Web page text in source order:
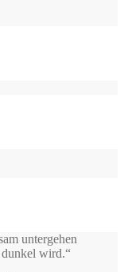
untergehen
wird.“